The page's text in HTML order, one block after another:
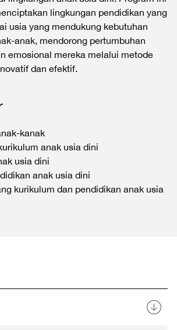
lingkungan pendidikan yang
usia yang mendukung kebutuhan
anak, mendorong pertumbuhan
emosional mereka melalui metode
dan efektif.
kanak
anak usia dini
usia dini
anak usia dini
kurikulum dan pendidikan anak usia